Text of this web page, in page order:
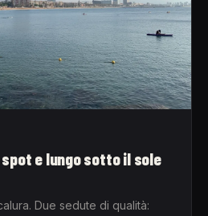
e lungo sotto il sole
Due sedute di qualità: